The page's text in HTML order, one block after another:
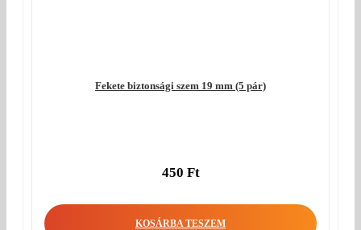
Fekete biztonsági szem 19 mm (5 pár)
450 Ft
KOSÁRBA TESZEM